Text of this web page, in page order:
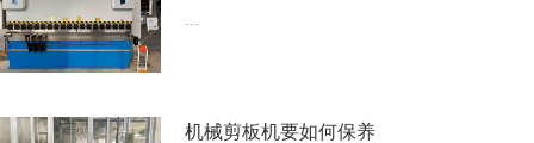
机械剪板机要如何保养